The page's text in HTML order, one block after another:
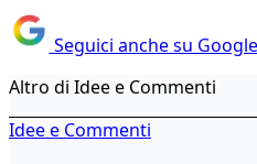
Seguici anche su
Altro di Idee e Commenti
Idee e Commenti